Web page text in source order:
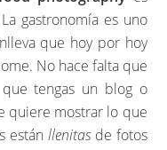
gastronomía es uno
que hoy por hoy
No hace falta que
tengas un blog o
quiere mostrar lo que
están llenitasde fotos